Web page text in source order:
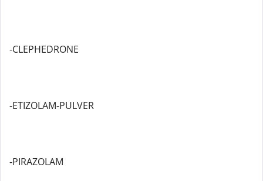
-CLEPHEDRONE
-ETIZOLAM-PULVER
-PIRAZOLAM